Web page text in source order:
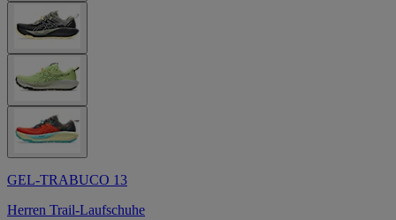
GEL-TRABUCO 13
Herren Trail-Laufschuhe